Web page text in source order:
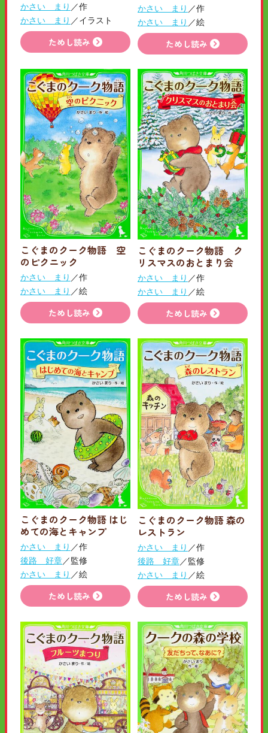
かさい まり ／作
かさい まり ／イラスト
ためし読み
かさい まり ／作
かさい まり ／絵
ためし読み
こぐまのクーク物語 空
のピクニック
かさい まり ／作
かさい まり ／絵
ためし読み
こぐまのクーク物語 ク
リスマスのおとまり会
かさい まり ／作
かさい まり ／絵
ためし読み
こぐまのクーク物語 はじ
めての海とキャンプ
かさい まり ／作
後路 好章／監修
かさい まり ／絵
ためし読み
こぐまのクーク物語 森の
レストラン
かさい まり ／作
後路 好章／監修
かさい まり ／絵
ためし読み